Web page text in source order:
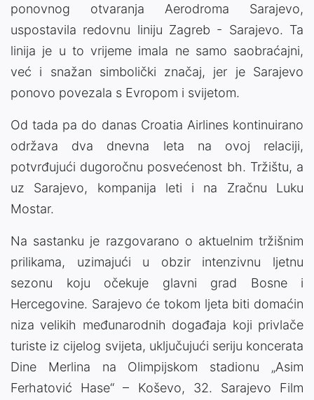
ponovnog otvaranja Aerodroma Sarajevo,
uspostavila redovnu liniju Zagreb - Sarajevo. Ta
linija je u to vrijeme imala ne samo saobraćajni,
već i snažan simbolički značaj, jer je Sarajevo
ponovo povezala s Evropom i svijetom.
Od tada pa do danas Croatia Airlines kontinuirano
održava dva dnevna leta na ovoj relaciji,
potvrđujući dugoročnu posvećenost bh. Tržištu, a
uz Sarajevo, kompanija leti i na Zračnu Luku
Mostar.
Na sastanku je razgovarano o aktuelnim tržišnim
prilikama, uzimajući u obzir intenzivnu ljetnu
sezonu koju očekuje glavni grad Bosne i
Hercegovine. Sarajevo će tokom ljeta biti domaćin
niza velikih međunarodnih događaja koji privlače
turiste iz cijelog svijeta, uključujući seriju koncerata
Dine Merlina na Olimpijskom stadionu „Asim
Ferhatović Hase“ – Koševo, 32. Sarajevo Film